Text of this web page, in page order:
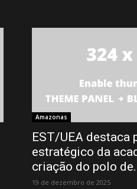
da
Amazonas
EST/UEA destaca
estratégico da
criação do polo
19 de dezembro de 2025